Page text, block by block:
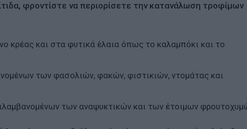
φροντίστε να περιορίσετε την κατανάλωση τροφίμων
κρέας και στα φυτικά έλαια όπως το καλαμπόκι και το
των φασολιών, φακών, φιστικιών, ντομάτας και
των αναψυκτικών και των έτοιμων